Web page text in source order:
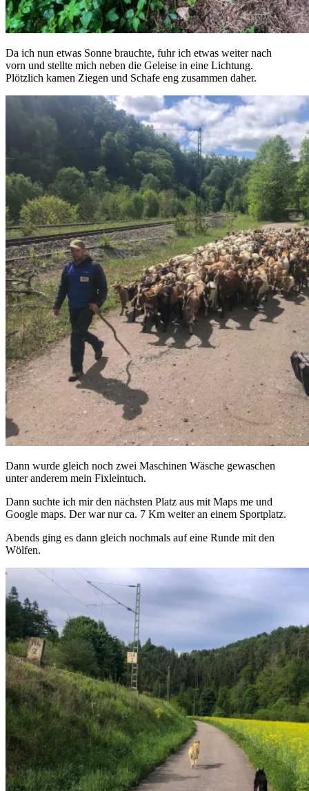
Da ich nun etwas Sonne brauchte, fuhr ich etwas weiter nach
vorn und stellte mich neben die Geleise in eine Lichtung.
Plötzlich kamen Ziegen und Schafe eng zusammen daher.
Dann wurde gleich noch zwei Maschinen Wäsche gewaschen
unter anderem mein Fixleintuch.
Dann suchte ich mir den nächsten Platz aus mit Maps me und
Google maps. Der war nur ca. 7 Km weiter an einem Sportplatz.
Abends ging es dann gleich nochmals auf eine Runde mit den
Wölfen.